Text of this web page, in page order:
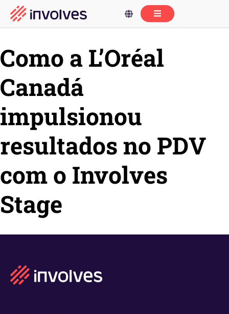
Como a L’Oréal
Canadá
impulsionou
resultados no PDV
com o Involves
Stage